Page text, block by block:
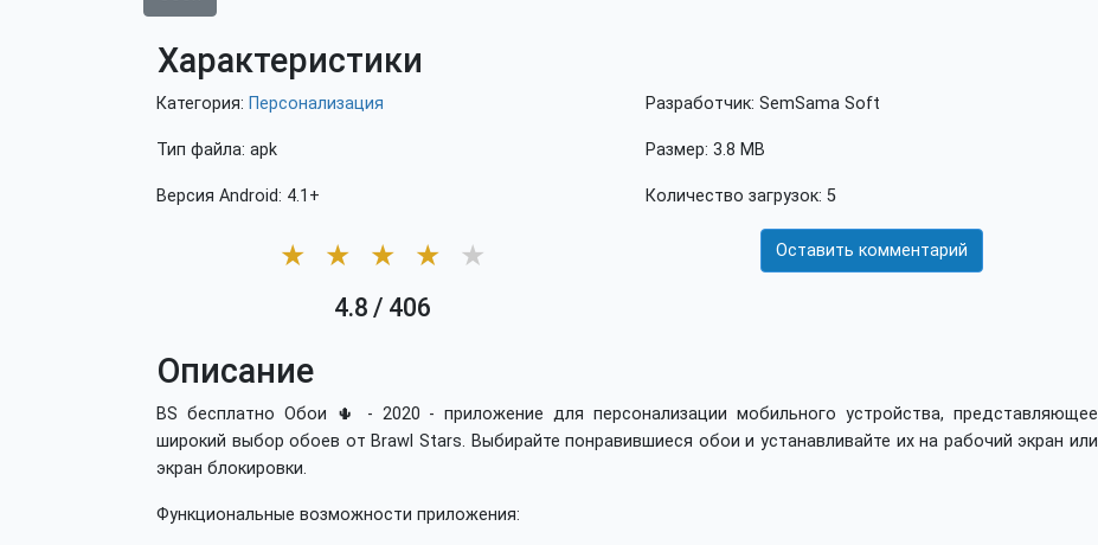
Характеристики
Категория: Персонализация
Тип файла: apk
Версия Android: 4.1+
Разработчик: SemSama Soft
Размер: 3.8 MB
Количество загрузок: 5
★ ★ ★ ★ ★
4.8 / 406
Оставить комментарий
Описание
BS бесплатно Обои 🌵 - 2020 - приложение для персонализации мобильного устройства, представляющее
широкий выбор обоев от Brawl Stars. Выбирайте понравившиеся обои и устанавливайте их на рабочий экран или
экран блокировки.
Функциональные возможности приложения: